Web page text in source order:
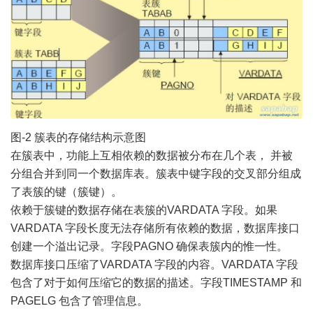
图-2 簇表的存储结构示意图
在簇表中，功能上互相依赖的数据被分布在几个表， 并被
分组合并到同一个数据库表。簇表中键字段的交叉部分组成
了表簇的键（簇键）。
依赖于簇键的数据存储在表簇的VARDATA 字段。如果
VARDATA 字段长度无法存储所有依赖的数据，数据库接口
创建一个溢出记录。字段PAGNO 确保表簇内的惟一性。
数据库接口压缩了VARDATA 字段的内容。VARDATA 字段
包含了对于如何压缩它的数据的描述。字段TIMESTAMP 和
PAGELG 包含了管理信息。